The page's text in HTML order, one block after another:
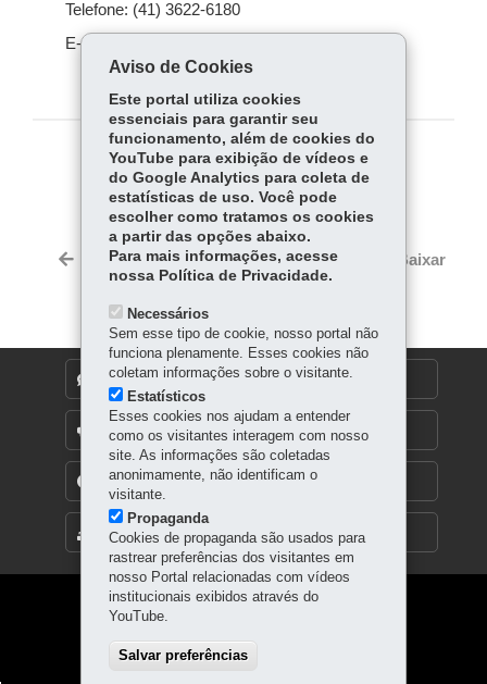
Telefone: (41) 3622-6180
E-mail: crsl.depen@depen.pr.gov.br
COMPARTILHE:
Fa
ce
bo
ok
Tw
itt
W
ha
ts
Ap
Voltar Início Imprimir Baixar
MAPA DO SITE
DENUNCIE CORRUPÇÃO
TRANSPARÊNCIA INSTITUCIONAL
Navegação
principal
Aviso de Cookies
Este portal utiliza cookies
essenciais para garantir seu
funcionamento, além de cookies do
YouTube para exibição de vídeos e
do Google Analytics para coleta de
estatísticas de uso. Você pode
escolher como tratamos os cookies
a partir das opções abaixo.
Para mais informações, acesse
nossa Política de Privacidade.
Necessários
Sem esse tipo de cookie, nosso portal não
funciona plenamente. Esses cookies não
coletam informações sobre o visitante.
Estatísticos
Esses cookies nos ajudam a entender
como os visitantes interagem com nosso
site. As informações são coletadas
anonimamente, não identificam o
visitante.
Propaganda
Cookies de propaganda são usados para
rastrear preferências dos visitantes em
nosso Portal relacionadas com vídeos
institucionais exibidos através do
YouTube.
Salvar preferências